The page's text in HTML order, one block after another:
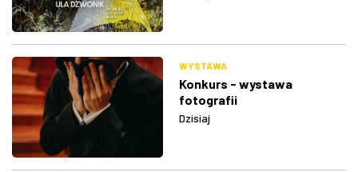
WYSTAWA
Konkurs - wystawa
fotografii
Dzisiaj